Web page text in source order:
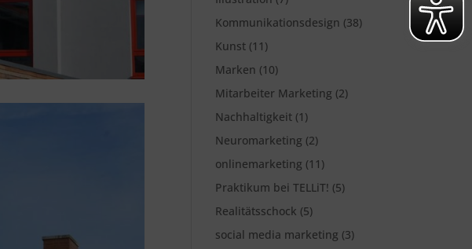
Kommunikationsdesign (38)
Kunst(11)
Marken (10)
Mitarbeiter Marketing (2)
Nachhaltigkeit(1)
Neuromarketing (2)
onlinemarketing (11)
Praktikum bei TELLiT! (5)
Realitätsschock (5)
social media marketing (3)